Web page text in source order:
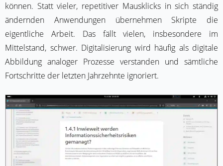
können. Statt vieler, repetitiver Mausklicks in sich ständig
ändernden Anwendungen übernehmen Skripte die
eigentliche Arbeit. Das fällt vielen, insbesondere im
Mittelstand, schwer. Digitalisierung wird häufig als digitale
Abbildung analoger Prozesse verstanden und sämtliche
Fortschritte der letzten Jahrzehnte ignoriert.